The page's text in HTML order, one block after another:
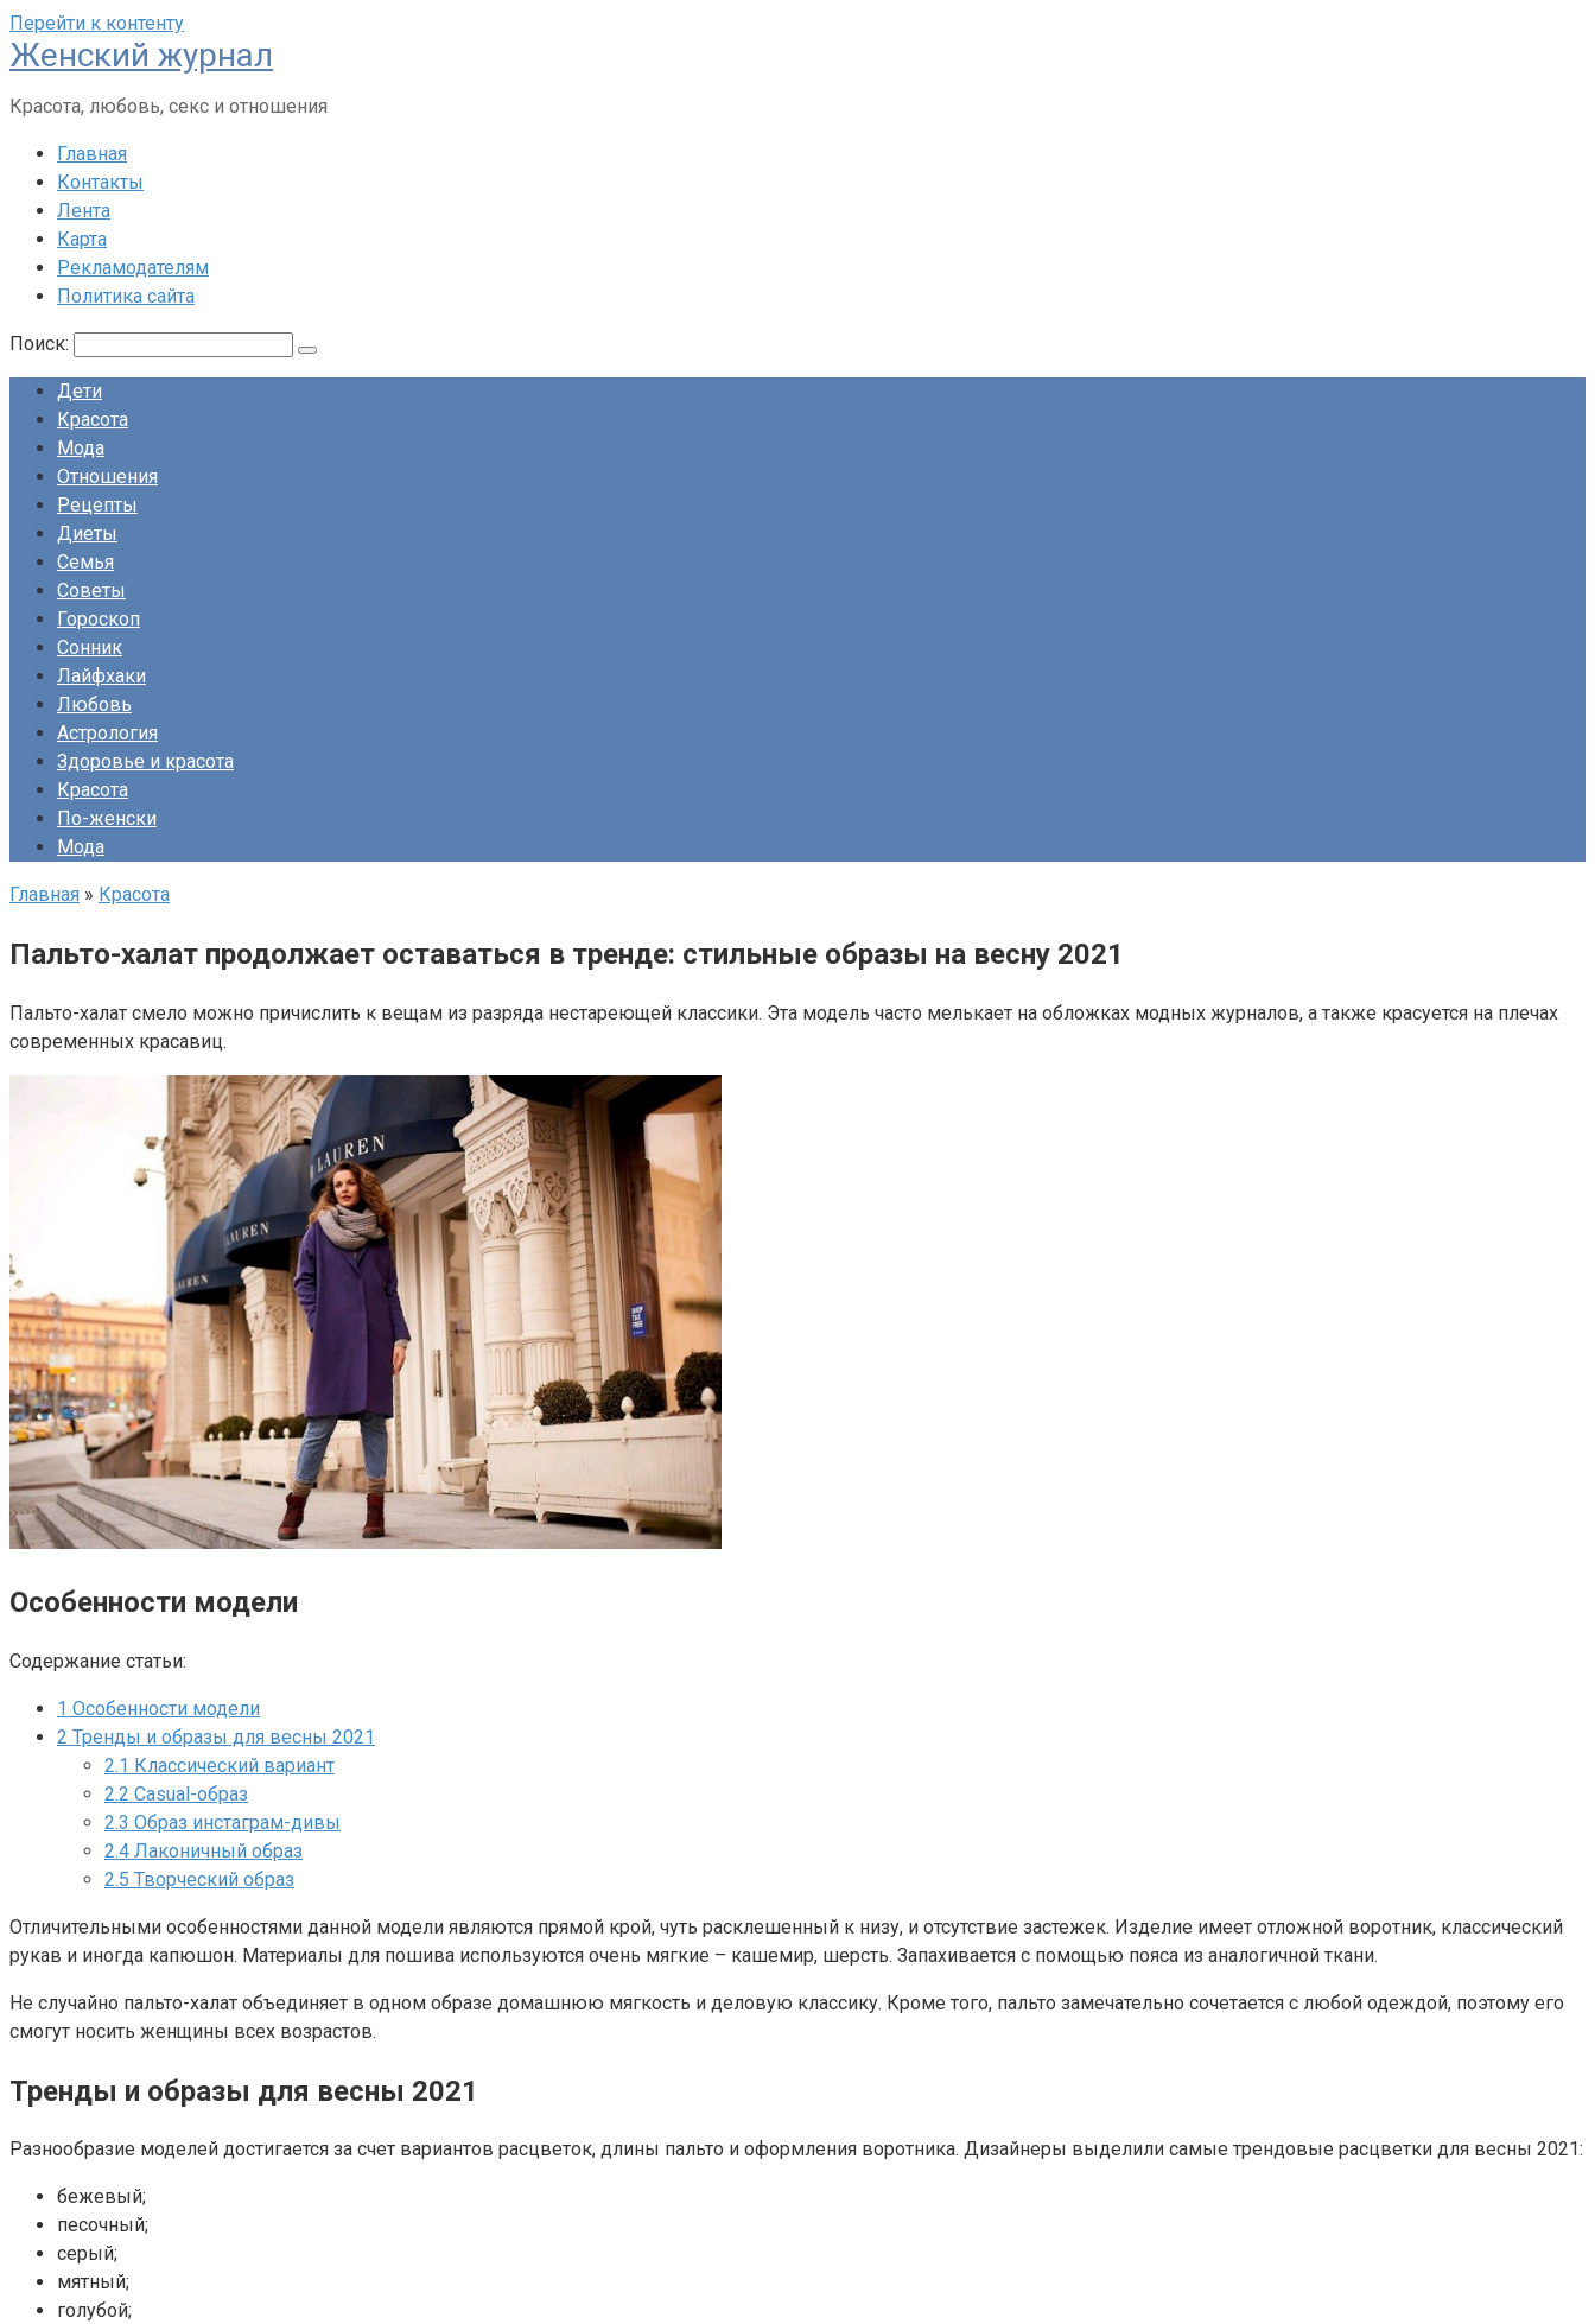
Перейти к контенту
Женский журнал
Красота, любовь, секс и отношения
Главная
Контакты
Лента
Карта
Рекламодателям
Политика сайта
Поиск:
Дети
Красота
Мода
Отношения
Рецепты
Диеты
Семья
Советы
Гороскоп
Сонник
Лайфхаки
Любовь
Астрология
Здоровье и красота
Красота
По-женски
Мода
Главная » Красота
Пальто-халат продолжает оставаться в тренде: стильные образы на весну 2021
Пальто-халат смело можно причислить к вещам из разряда нестареющей классики. Эта модель часто мелькает на обложках модных журналов, а также красуется на плечах
современных красавиц.
Особенности модели
Содержание статьи:
1 Особенности модели
2 Тренды и образы для весны 2021
2.1 Классический вариант
2.2 Casual-образ
2.3 Образ инстаграм-дивы
2.4 Лаконичный образ
2.5 Творческий образ
Отличительными особенностями данной модели являются прямой крой, чуть расклешенный к низу, и отсутствие застежек. Изделие имеет отложной воротник, классический
рукав и иногда капюшон. Материалы для пошива используются очень мягкие – кашемир, шерсть. Запахивается с помощью пояса из аналогичной ткани.
Не случайно пальто-халат объединяет в одном образе домашнюю мягкость и деловую классику. Кроме того, пальто замечательно сочетается с любой одеждой, поэтому его
смогут носить женщины всех возрастов.
Тренды и образы для весны 2021
Разнообразие моделей достигается за счет вариантов расцветок, длины пальто и оформления воротника. Дизайнеры выделили самые трендовые расцветки для весны 2021:
бежевый;
песочный;
серый;
мятный;
голубой;